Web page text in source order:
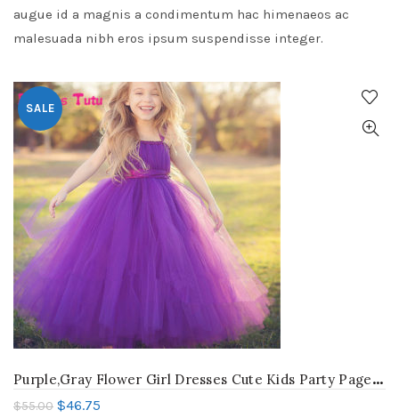
augue id a magnis a condimentum hac himenaeos ac
malesuada nibh eros ipsum suspendisse integer.
SALE
P
urple,Gray Flower Girl Dresses Cute Kids Party Pageant Wedding Bridesmaid Bridal Tulle Tutu Dresses Princess Ball Gown 2-14 Y
$55.00 $46.75